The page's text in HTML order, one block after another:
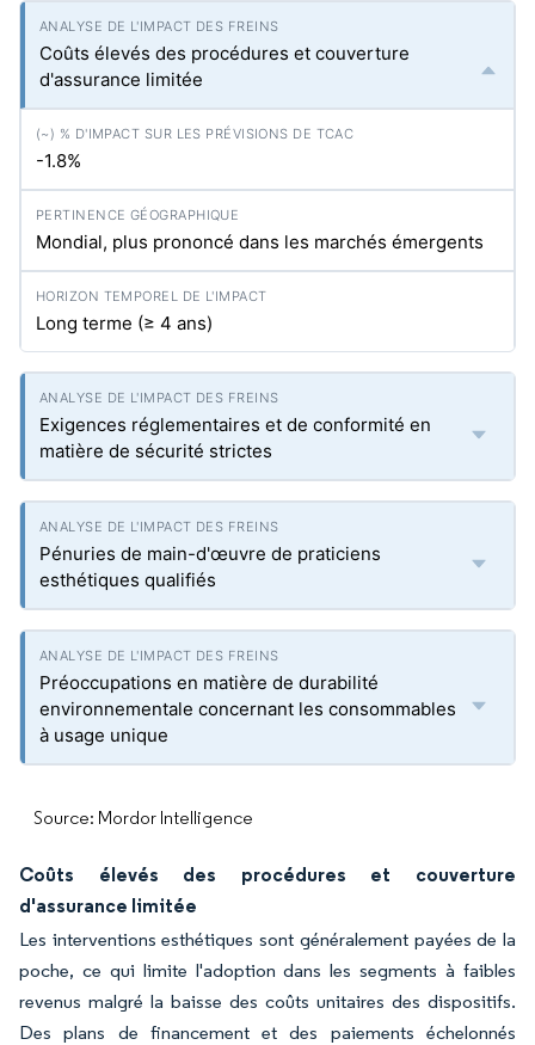
Coûts élevés des procédures et couverture
d'assurance limitée
-1.8%
Mondial, plus prononcé dans les marchés émergents
Long terme (≥ 4 ans)
Exigences réglementaires et de conformité en
matière de sécurité strictes
Pénuries de main-d'œuvre de praticiens
esthétiques qualifiés
Préoccupations en matière de durabilité
environnementale concernant les consommables
à usage unique
Source: Mordor Intelligence
Coûts élevés des procédures et couverture
d'assurance limitée
Les interventions esthétiques sont généralement payées de la
poche, ce qui limite l'adoption dans les segments à faibles
revenus malgré la baisse des coûts unitaires des dispositifs.
Des plans de financement et des paiements échelonnés